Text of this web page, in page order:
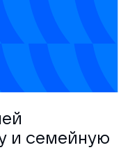
и семейную